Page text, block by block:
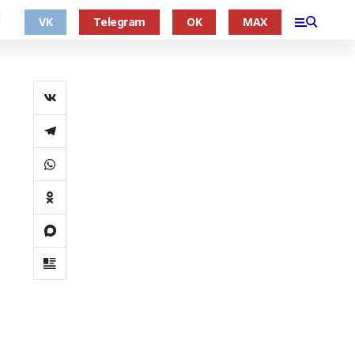
VK Telegram OK MAX